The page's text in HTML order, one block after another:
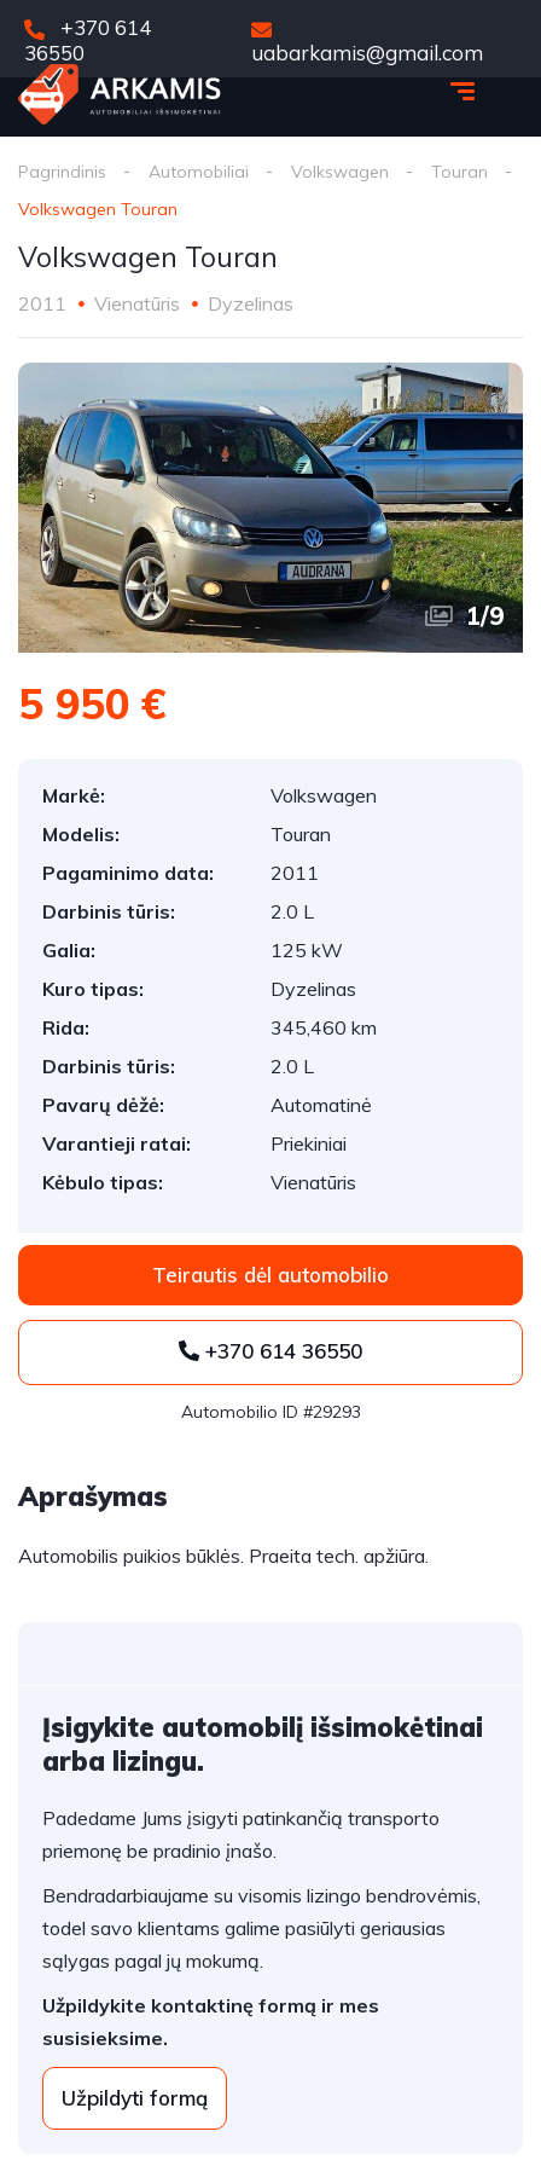
+370 614
36550
uabarkamis@gmail.com
Pagrindinis Automobiliai Volkswagen
Touran
Volkswagen Touran
Volkswagen Touran
2011 Vienatūris Dyzelinas
1/9
5 950 €
Markė:
Volkswagen
Modelis:
Touran
Pagaminimo data:
2011
Darbinis tūris:
2.0 L
Galia:
125 kW
Kuro tipas:
Dyzelinas
Rida:
345,460 km
Darbinis tūris:
2.0 L
Pavarų dėžė:
Automatinė
Varantieji ratai:
Priekiniai
Kėbulo tipas:
Vienatūris
Teirautis dėl automobilio
+370 614 36550
Automobilio ID #29293
Aprašymas
Automobilis puikios būklės. Praeita tech. apžiūra.
Įsigykite automobilį išsimokėtinai
arba lizingu.
Padedame Jums įsigyti patinkančią transporto
priemonę be pradinio įnašo.
Bendradarbiaujame su visomis lizingo bendrovėmis,
todel savo klientams galime pasiūlyti geriausias
sąlygas pagal jų mokumą.
Užpildykite kontaktinę formą ir mes
susisieksime.
Užpildyti formą